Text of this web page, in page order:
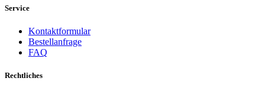
Service
Kontaktformular
Bestellanfrage
FAQ
Rechtliches